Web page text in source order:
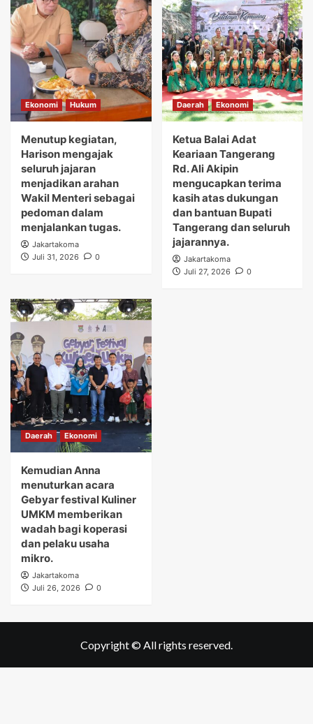
Ekonomi Hukum
Menutup kegiatan,
Harison mengajak
seluruh jajaran
menjadikan arahan
Wakil Menteri sebagai
pedoman dalam
menjalankan tugas.
Jakartakoma
Juli 31, 2026
0
Daerah Ekonomi
Ketua Balai Adat
Keariaan Tangerang
Rd. Ali Akipin
mengucapkan terima
kasih atas dukungan
dan bantuan Bupati
Tangerang dan seluruh
jajarannya.
Jakartakoma
Juli 27, 2026
0
Daerah Ekonomi
Kemudian Anna
menuturkan acara
Gebyar festival Kuliner
UMKM memberikan
wadah bagi koperasi
dan pelaku usaha
mikro.
Jakartakoma
Juli 26, 2026
0
Copyright © All rights reserved.